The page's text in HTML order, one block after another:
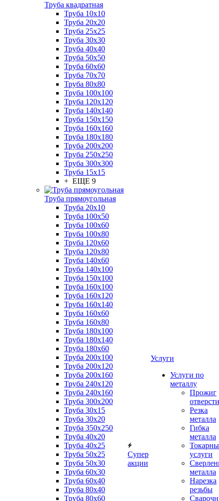
Труба квадратная
Труба 10x10
Труба 20x20
Труба 25x25
Труба 30x30
Труба 40x40
Труба 50x50
Труба 60x60
Труба 70x70
Труба 80x80
Труба 100x100
Труба 120x120
Труба 140x140
Труба 150x150
Труба 160x160
Труба 180x180
Труба 200x200
Труба 250x250
Труба 300x300
Труба 15x15
+ ЕЩЕ 9
Труба прямоугольная
Труба 20x10
Труба 100x50
Труба 100x60
Труба 100x80
Труба 120x60
Труба 120x80
Труба 140x60
Труба 140x100
Труба 150x100
Труба 160x100
Труба 160x120
Труба 160x140
Труба 160x60
Труба 160x80
Труба 180x100
Труба 180x140
Труба 180x60
Труба 200x100
Труба 200x120
Труба 200x160
Труба 240x120
Труба 240x160
Труба 300x200
Труба 30x15
Труба 30x20
Труба 350x250
Труба 40x20
Труба 40x25
Труба 50x25
Труба 50x30
Труба 60x30
Труба 60x40
Труба 80x40
Труба 80x60
Супер
акции
Услуги
Услуги по
металлу
Прожиг
Резка
металла
Гибка
металла
услуги
металла
Нарезка
резьбы